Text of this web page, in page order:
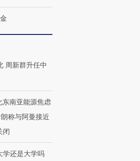
周新群升任中
东南亚能源焦虑
称与阿曼接近
闭
学还是大学吗